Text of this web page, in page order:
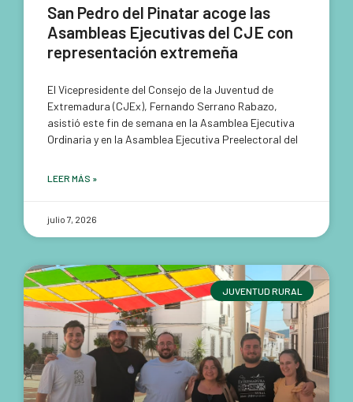
San Pedro del Pinatar acoge las
Asambleas Ejecutivas del CJE con
representación extremeña
El Vicepresidente del Consejo de la Juventud de
Extremadura (CJEx), Fernando Serrano Rabazo,
asistió este fin de semana en la Asamblea Ejecutiva
Ordinaria y en la Asamblea Ejecutiva Preelectoral del
LEER MÁS »
julio 7, 2026
JUVENTUD RURAL